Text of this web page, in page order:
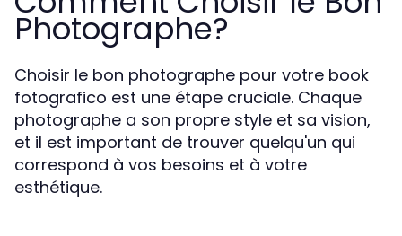
Photographe?
Choisir le bon photographe pour votre book
fotografico est une étape cruciale. Chaque
photographe a son propre style et sa vision,
et il est important de trouver quelqu'un qui
correspond à vos besoins et à votre
esthétique.